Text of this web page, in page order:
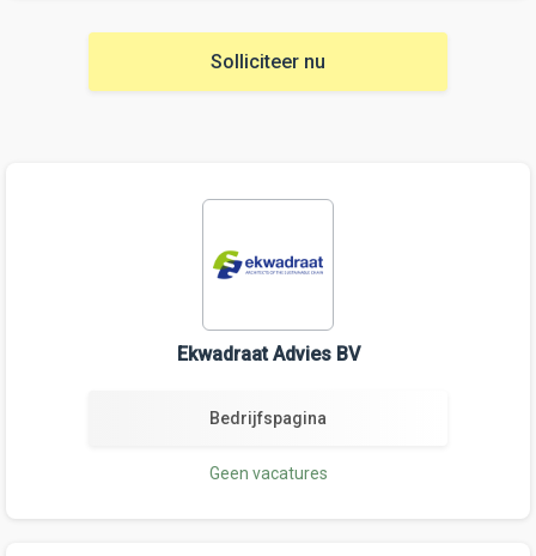
Solliciteer nu
Ekwadraat Advies BV
Bedrijfspagina
Geen vacatures